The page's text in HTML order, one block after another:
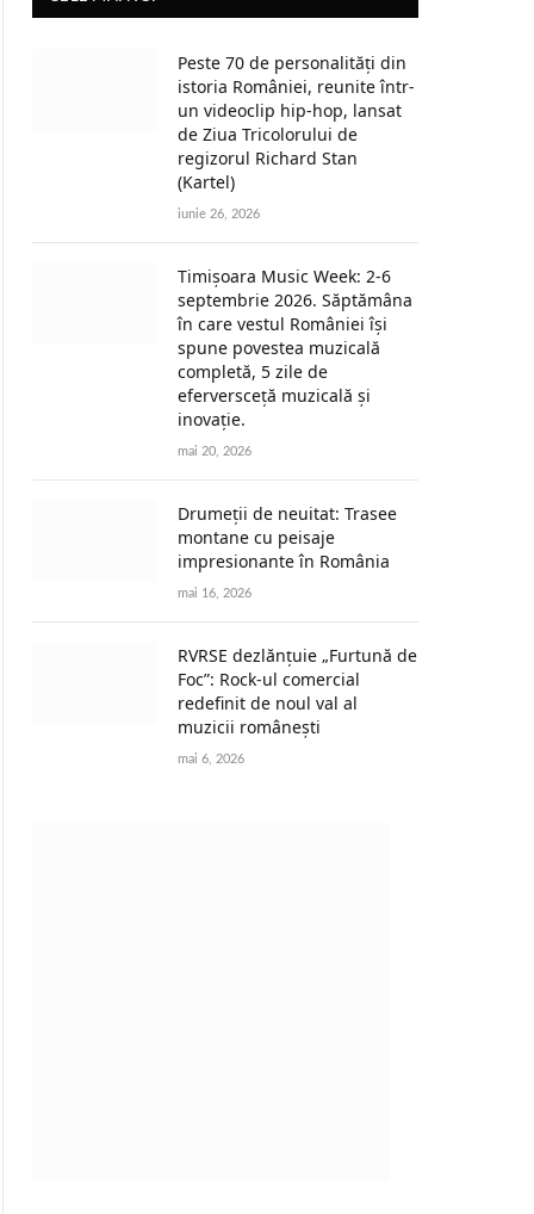
Peste 70 de personalități din
istoria României, reunite într-
un videoclip hip-hop, lansat
de Ziua Tricolorului de
regizorul Richard Stan
(Kartel)
iunie 26, 2026
Timișoara Music Week: 2-6
septembrie 2026. Săptămâna
în care vestul României își
spune povestea muzicală
completă, 5 zile de
eferversceță muzicală și
inovație.
mai 20, 2026
Drumeții de neuitat: Trasee
montane cu peisaje
impresionante în România
mai 16, 2026
RVRSE dezlănțuie „Furtună de
Foc”: Rock-ul comercial
redefinit de noul val al
muzicii românești
mai 6, 2026